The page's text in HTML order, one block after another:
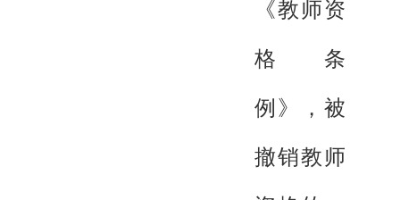
《教师资
格条
例》，被
撤销教师